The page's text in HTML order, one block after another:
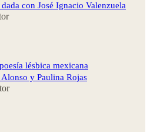
con José Ignacio Valenzuela
lésbica mexicana
y Paulina Rojas